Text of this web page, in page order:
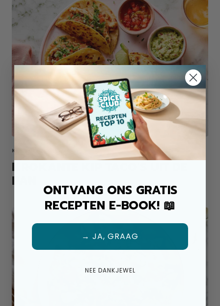
KIP ALLROUND MIX
KROKANTE KIP TACO'S UIT DE
PAN
ONTVANG ONS GRATIS
RECEPTEN E-BOOK! 📖
→ JA, GRAAG
NEE DANKJEWEL